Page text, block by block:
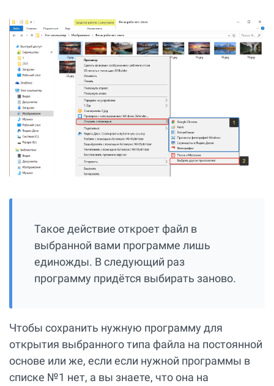
Такое действие откроет файл в
выбранной вами программе лишь
единожды. В следующий раз
программу придётся выбирать заново.
Чтобы сохранить нужную программу для
открытия выбранного типа файла на постоянной
основе или же, если если нужной программы в
списке №1 нет, а вы знаете, что она на